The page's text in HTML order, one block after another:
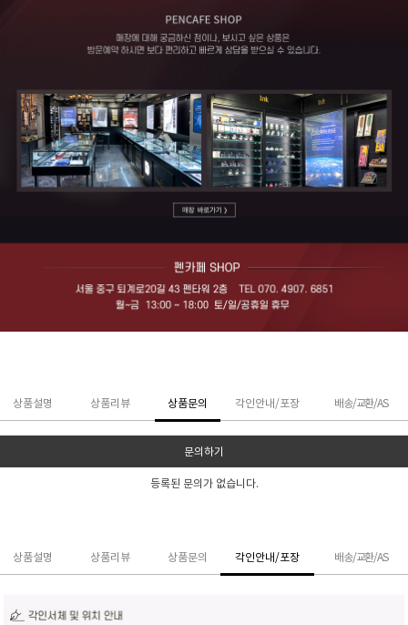
상품설명 상품리뷰 상품문의 각인안내/포장 배송/교환/AS
문의하기
등록된 문의가 없습니다.
상품설명 상품리뷰 상품문의 각인안내/포장 배송/교환/AS